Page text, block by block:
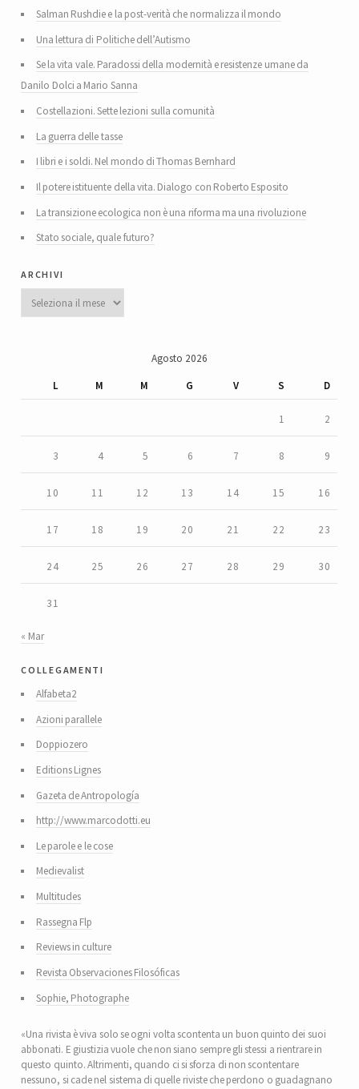
Salman Rushdie e la post-verità che normalizza il mondo
Una lettura di Politiche dell’Autismo
Se la vita vale. Paradossi della modernità e resistenze umane da
Danilo Dolci a Mario Sanna
Costellazioni. Sette lezioni sulla comunità
La guerra delle tasse
I libri e i soldi. Nel mondo di Thomas Bernhard
Il potere istituente della vita. Dialogo con Roberto Esposito
La transizione ecologica non è una riforma ma una rivoluzione
Stato sociale, quale futuro?
archivi
Agosto 2026
L
M M G V S D
1 2
3 4 5 6 7 8 9
10 11 12 13 14 15 16
17 18 19 20 21 22 23
24 25 26 27 28 29 30
31
« Mar
collegamenti
Alfabeta2
Azioni parallele
Doppiozero
Editions Lignes
Gazeta de Antropología
http://www.marcodotti.eu
Le parole e le cose
Medievalist
Multitudes
Rassegna Flp
Reviews in culture
Revista Observaciones Filosóficas
Sophie, Photographe
«Una rivista è viva solo se ogni volta scontenta un buon quinto dei suoi
abbonati. E giustizia vuole che non siano sempre gli stessi a rientrare in
questo quinto. Altrimenti, quando ci si sforza di non scontentare
nessuno, si cade nel sistema di quelle riviste che perdono o guadagnano